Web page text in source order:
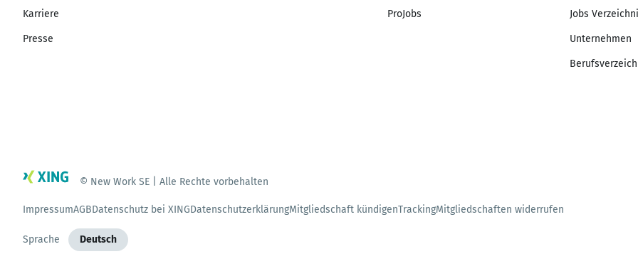
Karriere
Presse
ProJobs Jobs
Unternehmen
© New Work SE | Alle Rechte vorbehalten
ImpressumAGBDatenschutz bei XINGDatenschutzerklärungMitgliedschaft kündigenTrackingMitgliedschaften widerrufen
Sprache Deutsch